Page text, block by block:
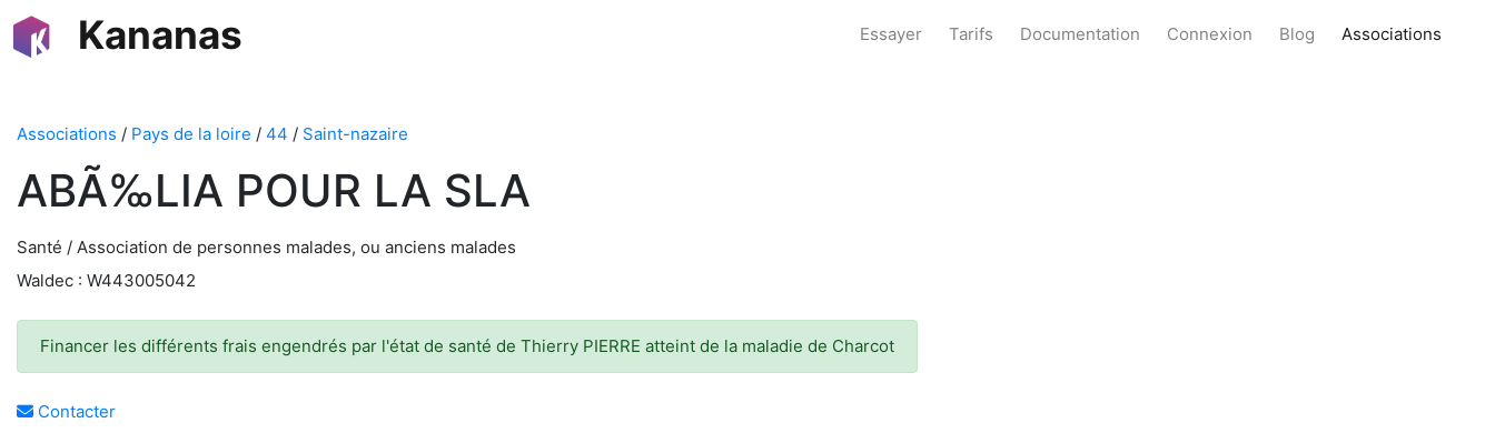
Kananas Essayer Tarifs Documentation Connexion Blog Associations
Associations / Pays de la loire / 44 / Saint-nazaire
ABÃ‰LIA POUR LA SLA
Santé / Association de personnes malades, ou anciens malades
Waldec : W443005042
Financer les différents frais engendrés par l'état de santé de Thierry PIERRE atteint de la maladie de Charcot
Contacter